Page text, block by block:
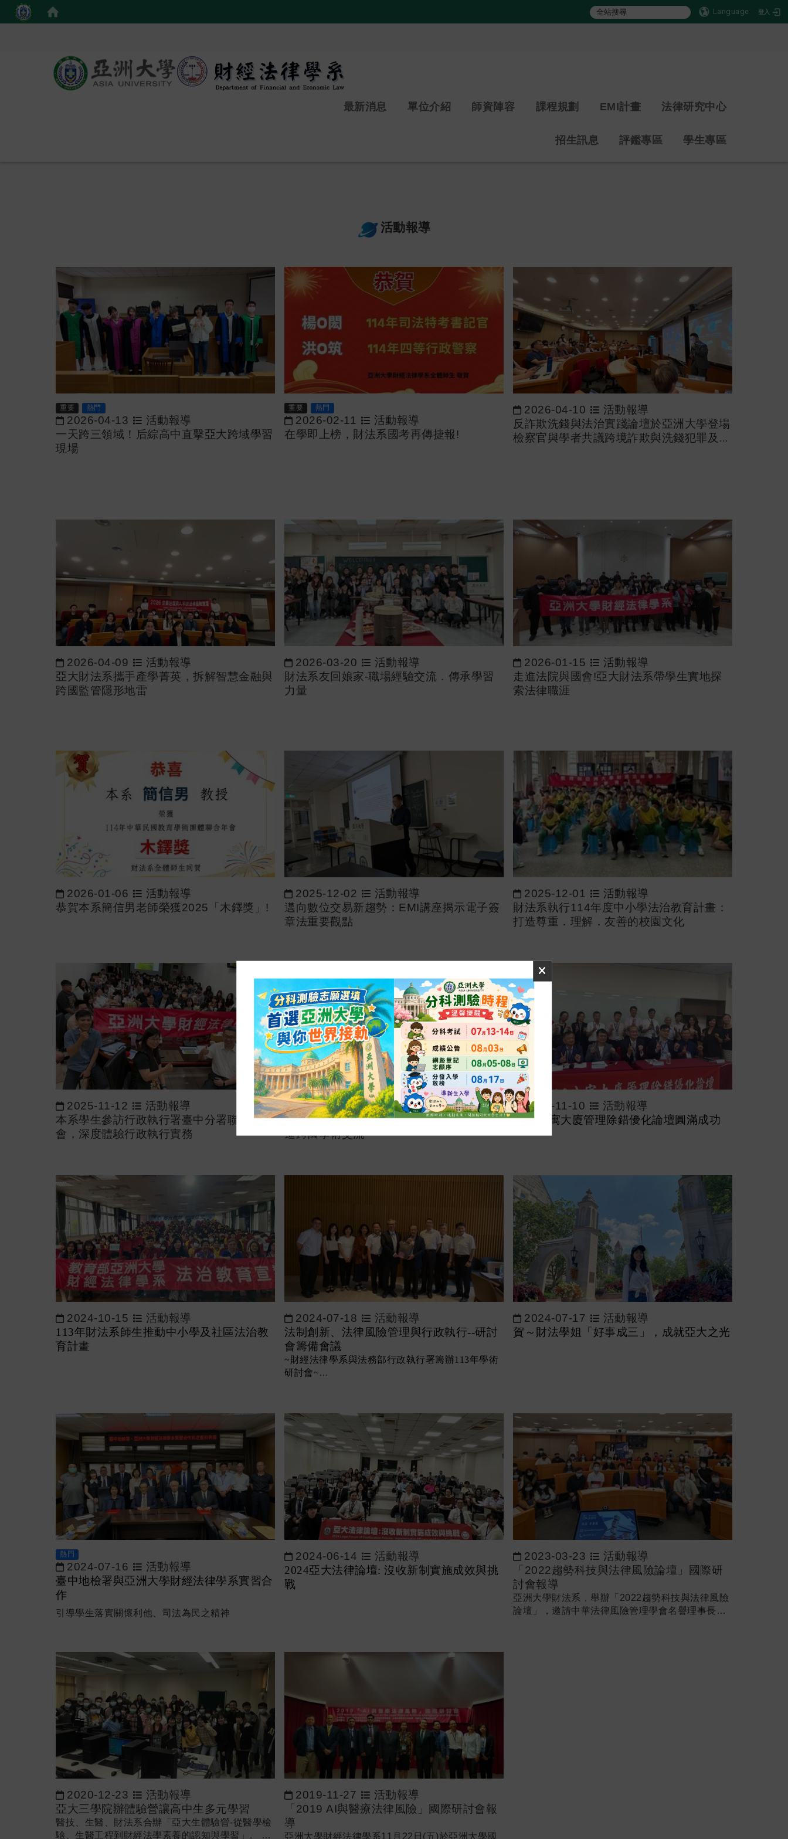
Language 登入
最新消息 單位介紹 師資陣容 課程規劃 EMI計畫 法律研究中心
招生訊息 評鑑專區 學生專區
活動報導
重要 熱門
2026-04-13
活動報導
一天跨三領域！后綜高中直擊亞大跨域學習
現場
重要 熱門
2026-02-11
活動報導
在學即上榜，財法系國考再傳捷報!
2026-04-10
活動報導
反詐欺洗錢與法治實踐論壇於亞洲大學登場
檢察官與學者共議跨境詐欺與洗錢犯罪及司
2026-04-09
活動報導
亞大財法系攜手產學菁英，拆解智慧金融與
跨國監管隱形地雷
2026-03-20
活動報導
財法系友回娘家-職場經驗交流．傳承學習
力量
2026-01-15
活動報導
走進法院與國會!亞大財法系帶學生實地探
索法律職涯
2026-01-06
活動報導
恭賀本系簡信男老師榮獲2025「木鐸獎」!
2025-12-02
活動報導
邁向數位交易新趨勢：EMI講座揭示電子簽
章法重要觀點
2025-12-01
活動報導
財法系執行114年度中小學法治教育計畫：
打造尊重．理解．友善的校園文化
2025-11-12
活動報導
本系學生參訪行政執行署臺中分署聯合拍賣
會，深度體驗行政執行實務
2025-10-01
活動報導
亞大財法系辦理2025法哲學國際研討會 促
進跨國學術交流
2024-11-10
活動報導
2024公寓大廈管理除錯優化論壇圓滿成功
2024-10-15
活動報導
113年財法系師生推動中小學及社區法治教
育計畫
2024-07-18
活動報導
法制創新、法律風險管理與行政執行--研討
會籌備會議
~財經法律學系與法務部行政執行署籌辦113年學術
研討會~
2024-07-17
活動報導
賀～財法學姐「好事成三」，成就亞大之光
熱門
2024-07-16
活動報導
臺中地檢署與亞洲大學財經法律學系實習合
作
引導學生落實關懷利他、司法為民之精神
2024-06-14
活動報導
2024亞大法律論壇: 沒收新制實施成效與挑
戰
2023-03-23
活動報導
「2022趨勢科技與法律風險論壇」國際研
討會報導
亞洲大學財法系，舉辦「2022趨勢科技與法律風險
論壇」，邀請中華法律風險管理學會名譽理事長、
2020-12-23
活動報導
亞大三學院辦體驗營讓高中生多元學習
醫技、生醫、財法系合辦「亞大生體驗營-從醫學檢
驗、生醫工程到財經法學素養的認知與學習」。 亞
2019-11-27
活動報導
「2019 AI與醫療法律風險」國際研討會報
導
亞洲大學財經法律學系11月22日(五)於亞洲大學國